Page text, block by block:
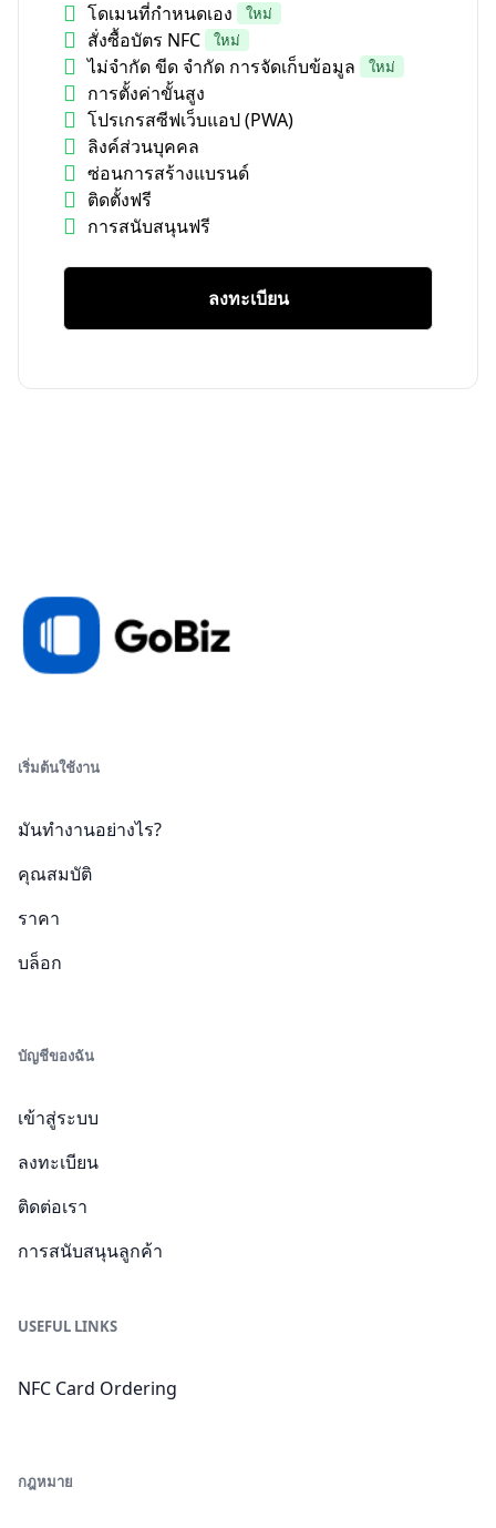
โดเมนที่กำหนดเอง
ใหม่
สั่งซื้อบัตร NFC ใหม่
ไม่จำกัด ขีด จำกัด การจัดเก็บข้อมูล ใหม่
การตั้งค่าขั้นสูง
โปรเกรสซีฟเว็บแอป (PWA)
ลิงค์ส่วนบุคคล
ซ่อนการสร้างแบรนด์
ติดตั้งฟรี
การสนับสนุนฟรี
ลงทะเบียน
เริ่มต้นใช้งาน
มันทำงานอย่างไร?
คุณสมบัติ
ราคา
บล็อก
บัญชีของฉัน
เข้าสู่ระบบ
ลงทะเบียน
ติดต่อเรา
การสนับสนุนลูกค้า
USEFUL LINKS
NFC Card Ordering
กฎหมาย